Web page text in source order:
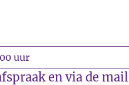
uur
en via de mail